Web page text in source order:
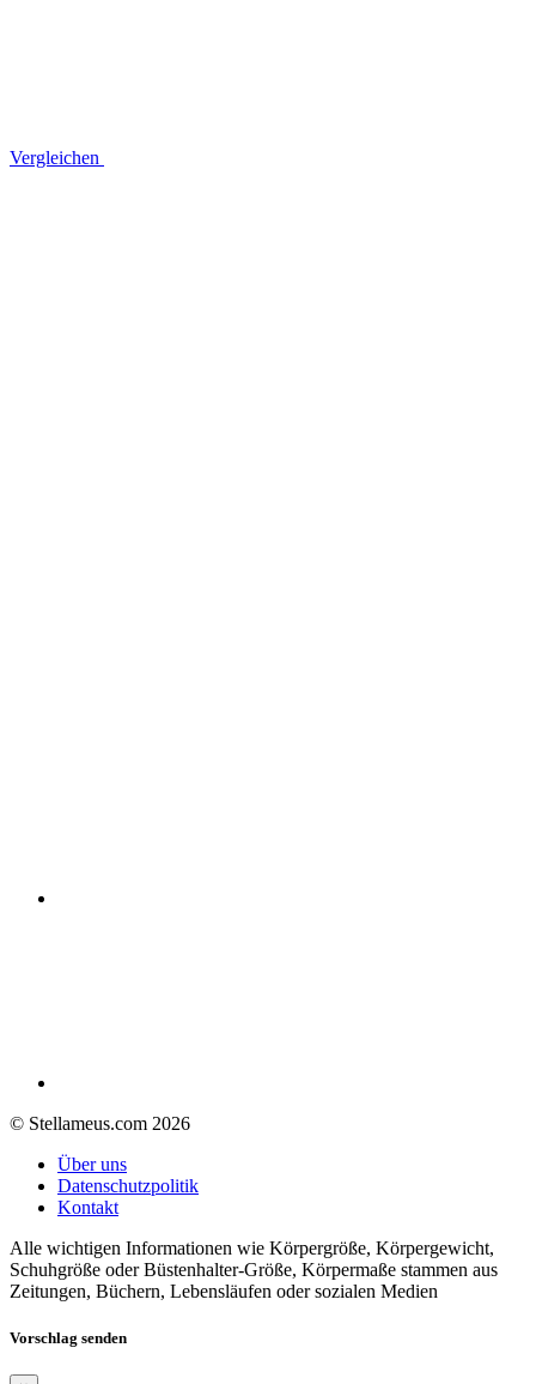
Vergleichen
© Stellameus.com 2026
Über uns
Datenschutzpolitik
Kontakt
Alle wichtigen Informationen wie Körpergröße, Körpergewicht,
Schuhgröße oder Büstenhalter-Größe, Körpermaße stammen aus
Zeitungen, Büchern, Lebensläufen oder sozialen Medien
Vorschlag senden